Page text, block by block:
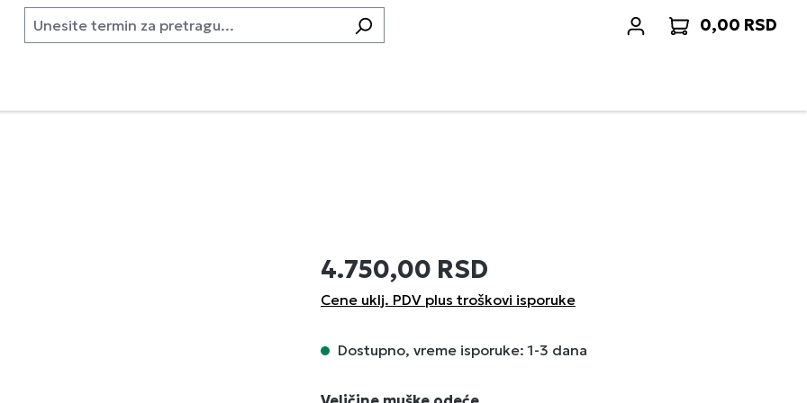
0,00 RSD
4.750,00 RSD
Cene uklj. PDV plus troškovi isporuke
Dostupno, vreme isporuke: 1-3 dana
Izaberi